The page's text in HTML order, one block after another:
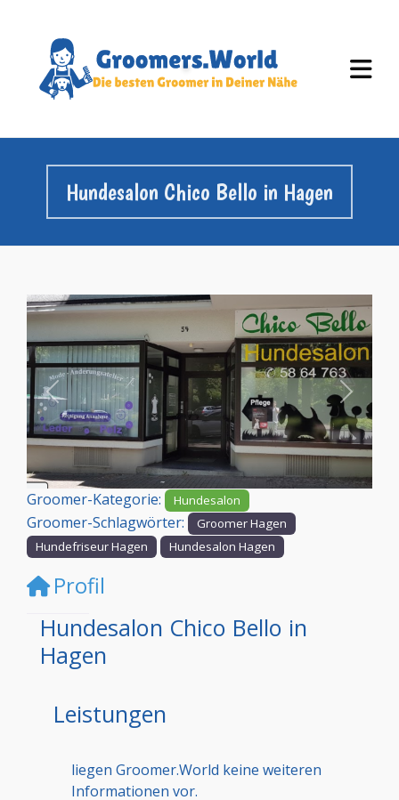
Hundesalon Chico Bello in Hagen
Vorheriges
Groomer-Kategorie: Hundesalon
Groomer-Schlagwörter:
Groomer Hagen
Hundefriseur Hagen
Hundesalon Hagen
Profil
Hundesalon Chico Bello in
Hagen
Leistungen
liegen Groomer.World keine weiteren
Informationen vor.